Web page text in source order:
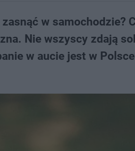
w samochodzie?
Nie wszyscy zdają
w aucie jest w